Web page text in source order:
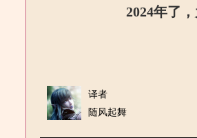
2024年了
译者
随风起舞